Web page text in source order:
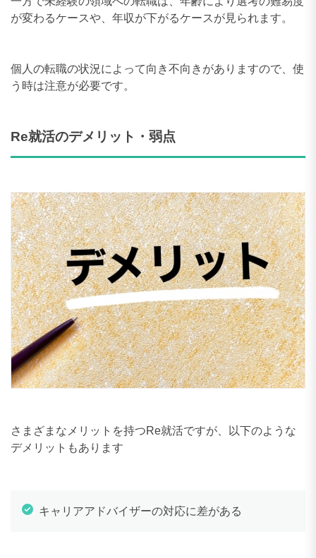
が変わるケースや、年収が下がるケースが見られます。
個人の転職の状況によって向き不向きがありますので、使
う時は注意が必要です。
Re就活のデメリット・弱点
さまざまなメリットを持つRe就活ですが、以下のような
デメリットもあります
キャリアアドバイザーの対応に差がある